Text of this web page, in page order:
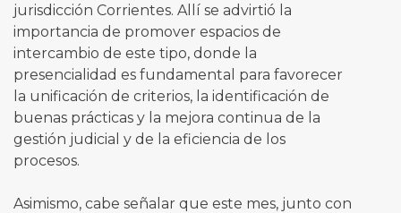
jurisdicción Corrientes. Allí se advirtió la
importancia de promover espacios de
intercambio de este tipo, donde la
presencialidad es fundamental para favorecer
la unificación de criterios, la identificación de
buenas prácticas y la mejora continua de la
gestión judicial y de la eficiencia de los
procesos.
Asimismo, cabe señalar que este mes, junto con